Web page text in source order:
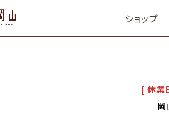
ショップ
[ 休業
岡